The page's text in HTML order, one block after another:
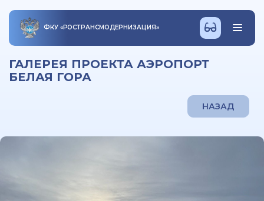
ФКУ «РОСТРАНСМОДЕРНИЗАЦИЯ»
ГАЛЕРЕЯ ПРОЕКТА АЭРОПОРТ
БЕЛАЯ ГОРА
НАЗАД